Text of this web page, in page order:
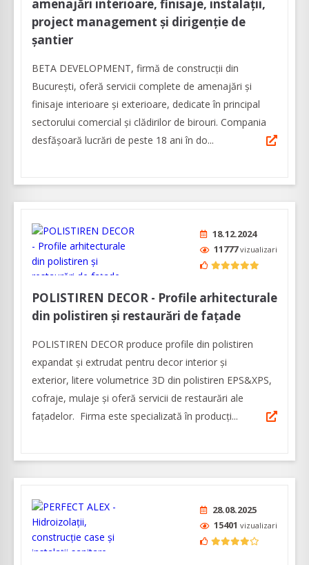
amenajări interioare, finisaje, instalații,
project management și dirigenție de
șantier
BETA DEVELOPMENT, firmă de construcții din
București, oferă servicii complete de amenajări și
finisaje interioare și exterioare, dedicate în principal
sectorului comercial și clădirilor de birouri. Compania
desfășoară lucrări de peste 18 ani în do...
18.12.2024
11777vizualizari
POLISTIREN DECOR - Profile arhitecturale
din polistiren și restaurări de fațade
POLISTIREN DECOR produce profile din polistiren
expandat și extrudat pentru decor interior și
exterior, litere volumetrice 3D din polistiren EPS&XPS,
cofraje, mulaje și oferă servicii de restaurări ale
fațadelor. Firma este specializată în producți...
28.08.2025
15401 vizualizari